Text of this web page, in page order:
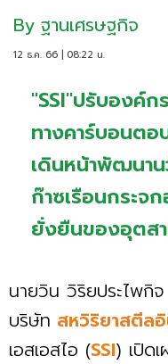
By ฐานเศรษฐกิจ
12 ธ.ค. 66 | 08:22 น.
"SSI"ปรับองค์ก
ทางคาร์บอนตอ
เดินหน้าพัฒนา
ก๊าซเรือนกระจ
ยั่งยืนของอุตส
นายวิน วิริยประไพกิจ
บริษัท สหวิริยาสตีล
เอสเอสไอ (SSI) เปิด